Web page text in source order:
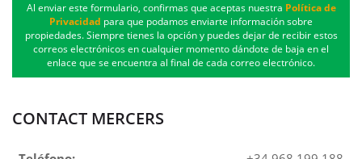
Al enviar este formulario, confirmas que aceptas nuestra Política de
Privacidad para que podamos enviarte información sobre
propiedades. Siempre tienes la opción y puedes dejar de recibir estos
correos electrónicos en cualquier momento dándote de baja en el
enlace que se encuentra al final de cada correo electrónico.
CONTACT MERCERS